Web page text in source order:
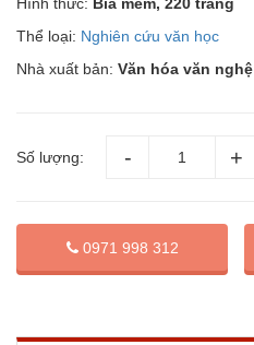
Thể loại: Nghiên cứu văn học
Nhà xuất bản: Văn hóa văn nghệ
Số lượng:
0971 998 312